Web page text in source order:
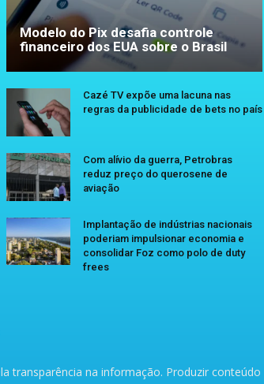
Modelo do Pix desafia controle
financeiro dos EUA sobre o Brasil
Cazé TV expõe uma lacuna nas
regras da publicidade de bets no país
Com alívio da guerra, Petrobras
reduz preço do querosene de
aviação
Implantação de indústrias nacionais
poderiam impulsionar economia e
consolidar Foz como polo de duty
frees
transparência na informação. Produzir conteúdo